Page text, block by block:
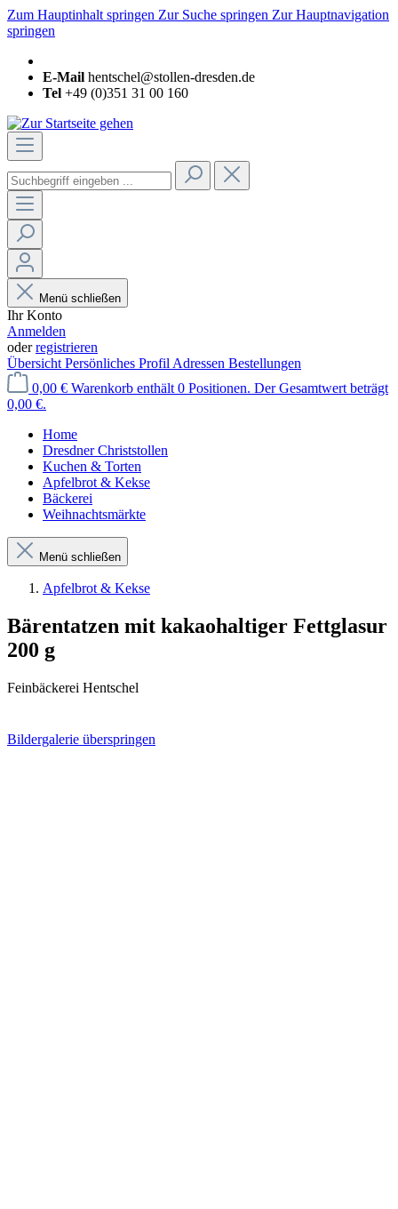
Zum Hauptinhalt springen Zur Suche springen Zur Hauptnavigation
springen
E-Mail hentschel@stollen-dresden.de
Tel +49 (0)351 31 00 160
Menü schließen
Ihr Konto
Anmelden
oderregistrieren
Übersicht Persönliches Profil Adressen Bestellungen
0,00 € Warenkorb enthält 0 Positionen. Der Gesamtwert beträgt
0,00 €.
Home
Dresdner Christstollen
Kuchen & Torten
Apfelbrot & Kekse
Bäckerei
Weihnachtsmärkte
Menü schließen
Apfelbrot & Kekse
Bärentatzen mit kakaohaltiger Fettglasur
200 g
Feinbäckerei Hentschel
Bildergalerie überspringen